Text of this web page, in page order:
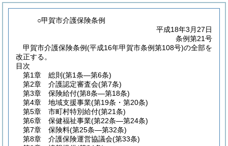
○甲賀市介護保険条例
平成18年3月27日
条例第21号
甲賀市介護保険条例(平成16年甲賀市条例第108号)の全部を
改正する。
目次
第1章
総則 (第1条―第6条)
第2章
介護認定審査会(第7条)
第3章
保険給付(第8条―第18条)
第4章
地域支援事業(第19条・第20条)
第5章
市町村特別給付(第21条)
第6章
保健福祉事業(第22条―第24条)
第7章
保険料(第25条―第32条)
第8章
介護保険運営協議会(第33条)